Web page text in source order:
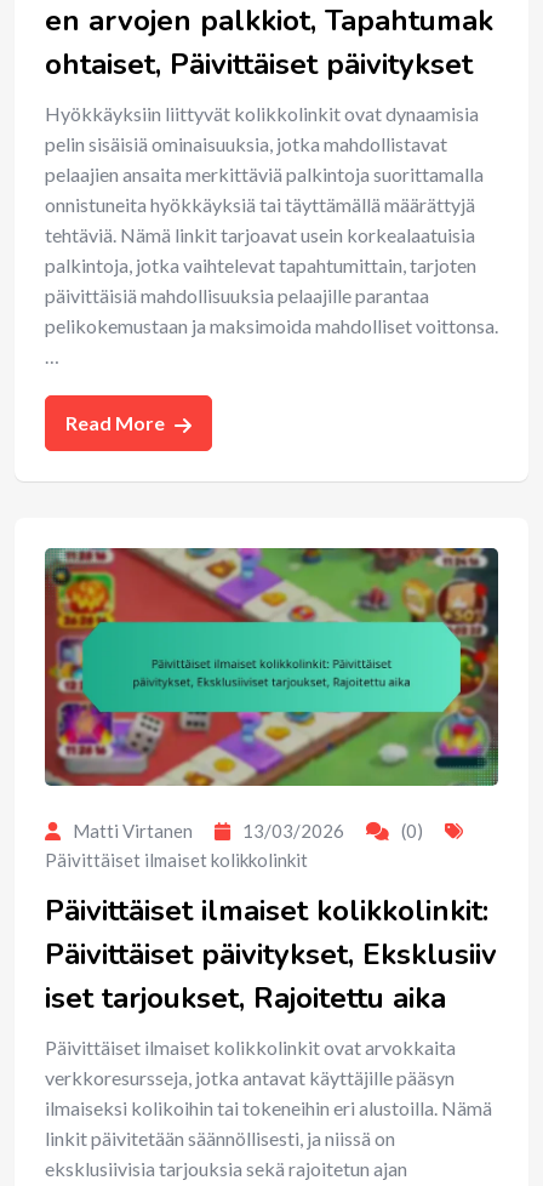
en arvojen palkkiot, Tapahtumak
ohtaiset, Päivittäiset päivitykset
Hyökkäyksiin liittyvät kolikkolinkit ovat dynaamisia
pelin sisäisiä ominaisuuksia, jotka mahdollistavat
pelaajien ansaita merkittäviä palkintoja suorittamalla
onnistuneita hyökkäyksiä tai täyttämällä määrättyjä
tehtäviä. Nämä linkit tarjoavat usein korkealaatuisia
palkintoja, jotka vaihtelevat tapahtumittain, tarjoten
päivittäisiä mahdollisuuksia pelaajille parantaa
pelikokemustaan ja maksimoida mahdolliset voittonsa.
…
Read More
Matti Virtanen 13/03/2026
(0)
Päivittäiset ilmaiset kolikkolinkit
Päivittäiset ilmaiset kolikkolinkit:
Päivittäiset päivitykset, Eksklusiiv
iset tarjoukset, Rajoitettu aika
Päivittäiset ilmaiset kolikkolinkit ovat arvokkaita
verkkoresursseja, jotka antavat käyttäjille pääsyn
ilmaiseksi kolikoihin tai tokeneihin eri alustoilla. Nämä
linkit päivitetään säännöllisesti, ja niissä on
eksklusiivisia tarjouksia sekä rajoitetun ajan